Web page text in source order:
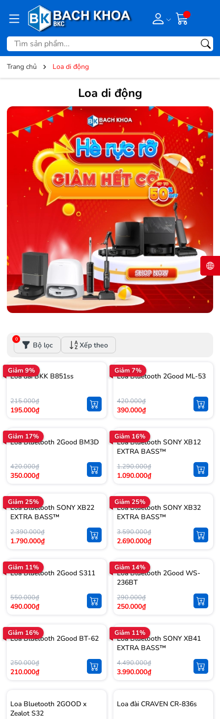
Trang chủ Loa di động
Loa di động
Bộ lọc
0
Xếp theo
Giảm 9%
Loa đài BKK B851ss
215.000₫
195.000₫
Giảm 7%
Loa Bluetooth 2Good ML-53
420.000₫
390.000₫
Giảm 17%
Loa Bluetooth 2Good BM3D
420.000₫
350.000₫
Giảm 16%
Loa Bluetooth SONY XB12
EXTRA BASS™
1.290.000₫
1.090.000₫
Giảm 25%
Loa Bluetooth SONY XB22
EXTRA BASS™
2.390.000₫
1.790.000₫
Giảm 25%
Loa Bluetooth SONY XB32
EXTRA BASS™
3.590.000₫
2.690.000₫
Giảm 11%
Loa Bluetooth 2Good S311
550.000₫
490.000₫
Giảm 14%
Loa Bluetooth 2Good WS-
236BT
290.000₫
250.000₫
Giảm 16%
Loa Bluetooth 2Good BT-62
250.000₫
210.000₫
Giảm 11%
Loa Bluetooth SONY XB41
EXTRA BASS™
4.490.000₫
3.990.000₫
Loa Bluetooth 2GOOD x
Zealot S32
Loa đài CRAVEN CR-836s